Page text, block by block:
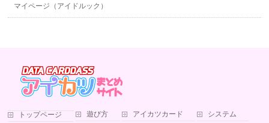
マイページ（アイドルック）
トップページ 遊び方 アイカツカード システム